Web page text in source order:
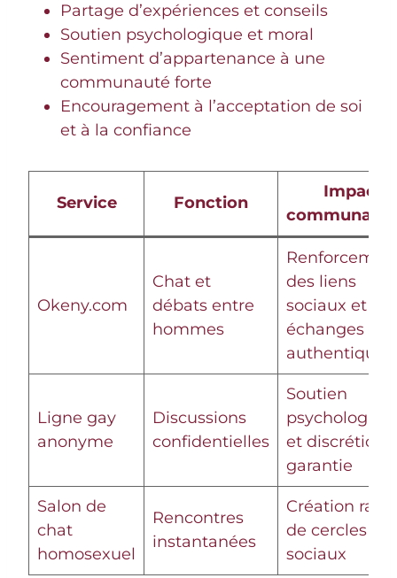
Partage d’expériences et conseils
Soutien psychologique et moral
Sentiment d’appartenance à une
communauté forte
Encouragement à l’acceptation de soi
et à la confiance
Service Fonction
Impact
Okeny.com
Chat et
débats entre
hommes
des liens
sociaux et
échanges
authentiques
Ligne gay
anonyme
Discussions
confidentielles
Soutien
et discrétion
garantie
Salon de
chat
homosexuel
Rencontres
instantanées
Création
de cercles
sociaux